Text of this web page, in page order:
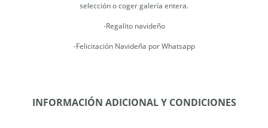
selección o coger galería entera.
-Regalito navideño
-Felicitación Navideña por Whatsapp
INFORMACIÓN ADICIONAL Y CONDICIONES